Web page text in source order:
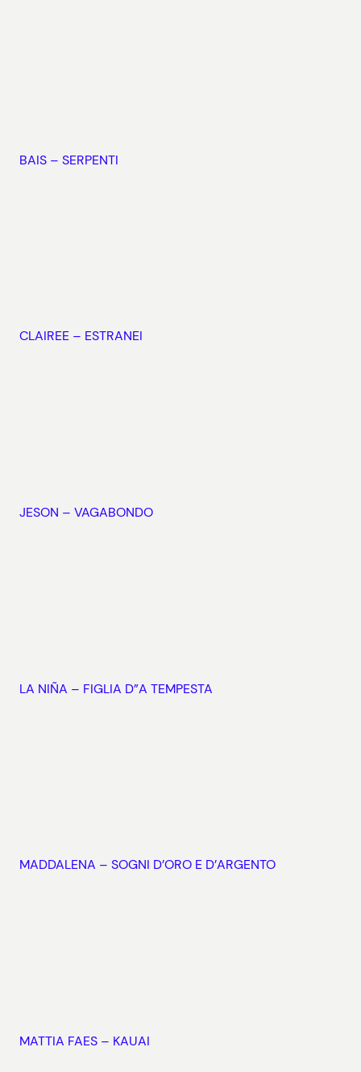
BAIS – SERPENTI
CLAIREE – ESTRANEI
JESON – VAGABONDO
LA NIÑA – FIGLIA D”A TEMPESTA
MADDALENA – SOGNI D’ORO E D’ARGENTO
MATTIA FAES – KAUAI